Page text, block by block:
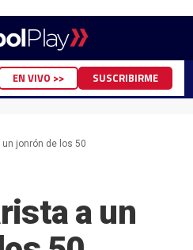
EN VIVO >> SUSCRIBIRME
jonrón de los 50
a un